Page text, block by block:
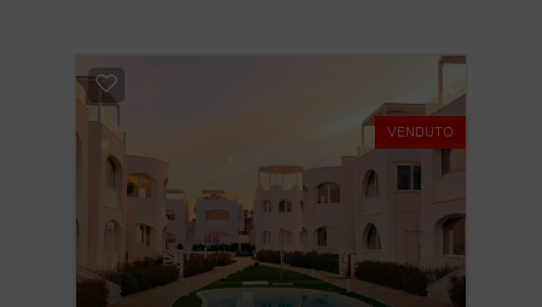
VENDUTO